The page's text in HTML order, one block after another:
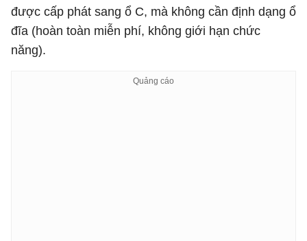
được cấp phát sang ổ C, mà không cần định dạng ổ
đĩa (hoàn toàn miễn phí, không giới hạn chức
năng).